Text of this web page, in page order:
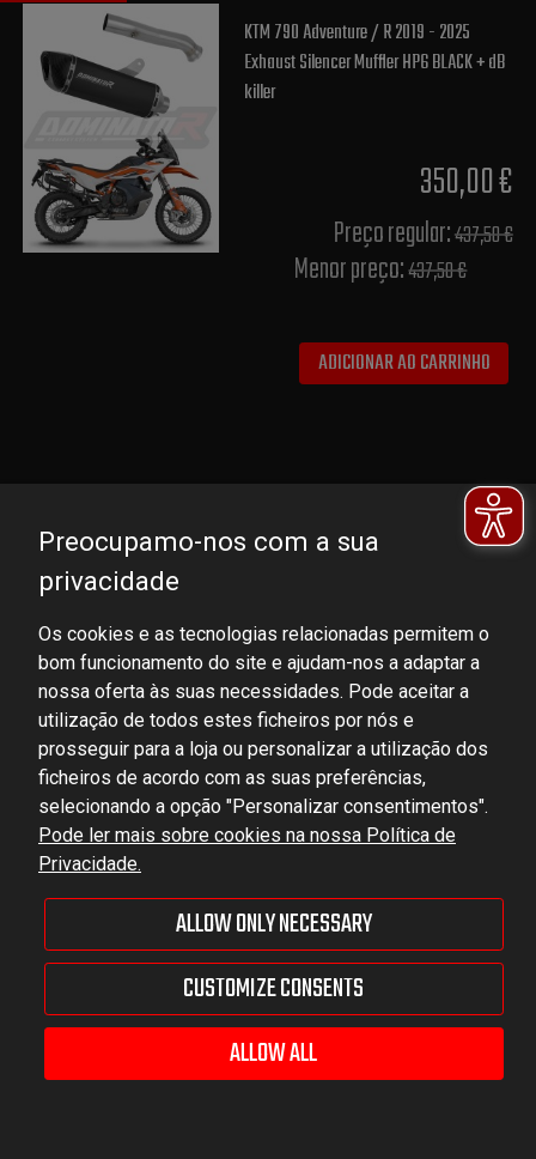
KTM 790 Adventure / R 2019 - 2025
Exhaust Silencer Muffler HP6 BLACK + dB
killer
350,00 €
Preço regular:437,50 €
Menor preço:437,50 €
ADICIONAR AO CARRINHO
DOMINATOR GROUP Sp. z o.o.
Ludowa 59, 43-514 Kaniów, POLAND
VAT ID No.: 6521751083
dominator@dominator.pl
© Copyright 2022 | Dominator Group Sp. z o. o.
VEJA A VERSÃO COMPLETA DO SITE
Preocupamo-nos com a sua
privacidade
Os cookies e as tecnologias relacionadas permitem o
bom funcionamento do site e ajudam-nos a adaptar a
nossa oferta às suas necessidades. Pode aceitar a
utilização de todos estes ficheiros por nós e
prosseguir para a loja ou personalizar a utilização dos
ficheiros de acordo com as suas preferências,
selecionando a opção "Personalizar consentimentos".
Pode ler mais sobre cookies na nossa Política de
Privacidade.
ALLOW ONLY NECESSARY
CUSTOMIZE CONSENTS
ALLOW ALL